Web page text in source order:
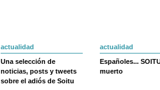
actualidad
Una selección de
noticias, posts y tweets
sobre el adiós de Soitu
actualidad
Españoles...
muerto